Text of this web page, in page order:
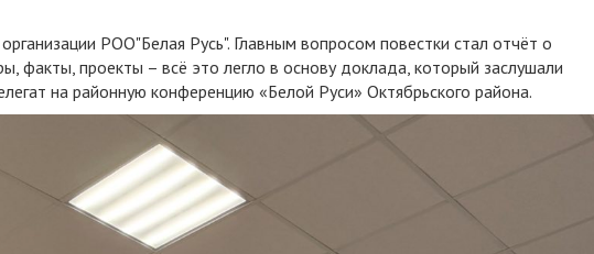
РОО"Белая Русь". Главным вопросом повестки стал отчёт о
факты, проекты – всё это легло в основу доклада, который заслушали
на районную конференцию «Белой Руси» Октябрьского района.